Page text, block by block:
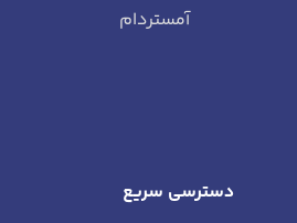
آمستردام
دسترسی سریع